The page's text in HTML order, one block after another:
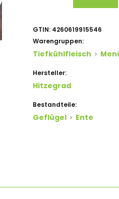
GTIN: 4260619915546
Warengruppen:
Tiefkühlfleisch
Hersteller:
Hitzegrad
Bestandteile:
Geflügel Ente